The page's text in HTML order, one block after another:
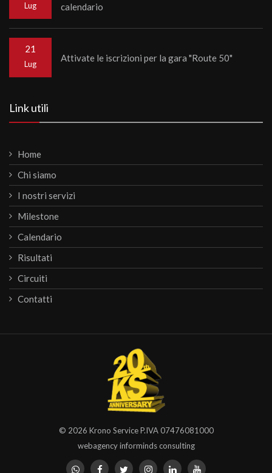
Lug
calendario
21
Lug
Attivate le iscrizioni per la gara "Route 50"
Link utili
Home
Chi siamo
I nostri servizi
Milestone
Calendario
Risultati
Circuiti
Contatti
© 2026 Krono ServiceP.IVA 07476081000
webagency informinds consulting